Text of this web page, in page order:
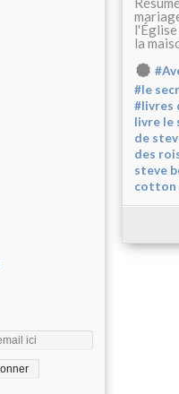
la
#le
#livres
livre le
de
des
steve
cotton